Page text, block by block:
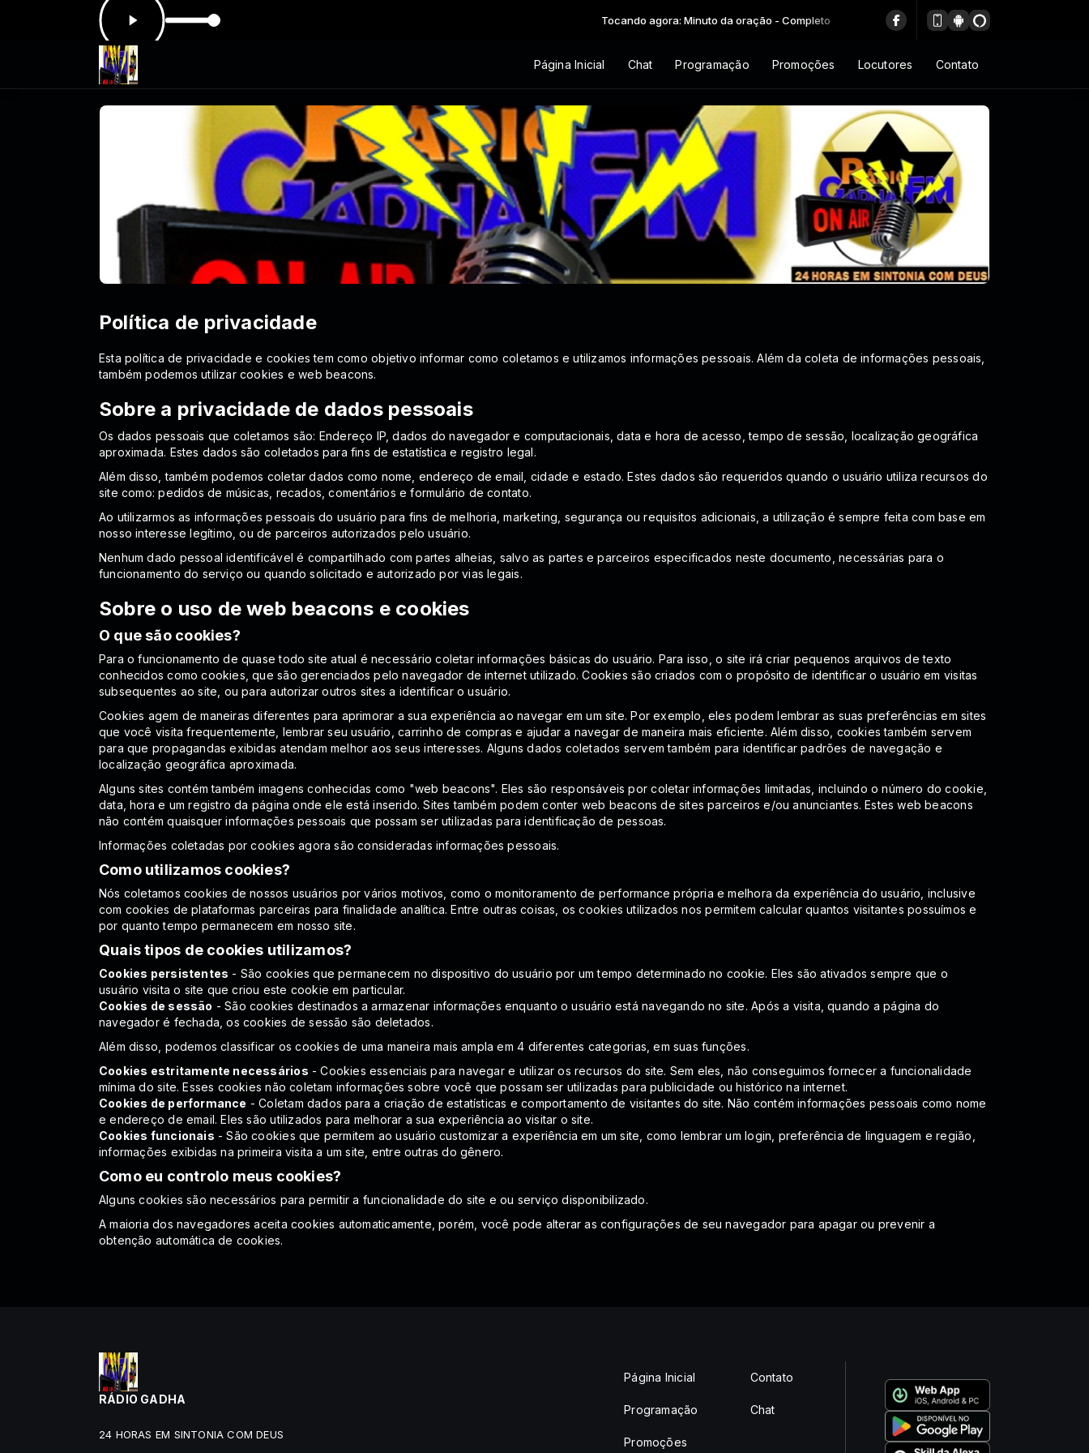
Minuto da oração - Completo Tocando agora: Minuto da oração - Completo
Página Inicial Chat Programação Promoções Locutores Contato
Política de privacidade
Esta política de privacidade e cookies tem como objetivo informar como coletamos e utilizamos informações pessoais. Além da coleta de informações pessoais,
também podemos utilizar cookies e web beacons.
Sobre a privacidade de dados pessoais
Os dados pessoais que coletamos são: Endereço IP, dados do navegador e computacionais, data e hora de acesso, tempo de sessão, localização geográfica
aproximada. Estes dados são coletados para fins de estatística e registro legal.
Além disso, também podemos coletar dados como nome, endereço de email, cidade e estado. Estes dados são requeridos quando o usuário utiliza recursos do
site como: pedidos de músicas, recados, comentários e formulário de contato.
Ao utilizarmos as informações pessoais do usuário para fins de melhoria, marketing, segurança ou requisitos adicionais, a utilização é sempre feita com base em
nosso interesse legítimo, ou de parceiros autorizados pelo usuário.
Nenhum dado pessoal identificável é compartilhado com partes alheias, salvo as partes e parceiros especificados neste documento, necessárias para o
funcionamento do serviço ou quando solicitado e autorizado por vias legais.
Sobre o uso de web beacons e cookies
O que são cookies?
Para o funcionamento de quase todo site atual é necessário coletar informações básicas do usuário. Para isso, o site irá criar pequenos arquivos de texto
conhecidos como cookies, que são gerenciados pelo navegador de internet utilizado. Cookies são criados com o propósito de identificar o usuário em visitas
subsequentes ao site, ou para autorizar outros sites a identificar o usuário.
Cookies agem de maneiras diferentes para aprimorar a sua experiência ao navegar em um site. Por exemplo, eles podem lembrar as suas preferências em sites
que você visita frequentemente, lembrar seu usuário, carrinho de compras e ajudar a navegar de maneira mais eficiente. Além disso, cookies também servem
para que propagandas exibidas atendam melhor aos seus interesses. Alguns dados coletados servem também para identificar padrões de navegação e
localização geográfica aproximada.
Alguns sites contém também imagens conhecidas como "web beacons". Eles são responsáveis por coletar informações limitadas, incluindo o número do cookie,
data, hora e um registro da página onde ele está inserido. Sites também podem conter web beacons de sites parceiros e/ou anunciantes. Estes web beacons
não contém quaisquer informações pessoais que possam ser utilizadas para identificação de pessoas.
Informações coletadas por cookies agora são consideradas informações pessoais.
Como utilizamos cookies?
Nós coletamos cookies de nossos usuários por vários motivos, como o monitoramento de performance própria e melhora da experiência do usuário, inclusive
com cookies de plataformas parceiras para finalidade analítica. Entre outras coisas, os cookies utilizados nos permitem calcular quantos visitantes possuímos e
por quanto tempo permanecem em nosso site.
Quais tipos de cookies utilizamos?
Cookies persistentes - São cookies que permanecem no dispositivo do usuário por um tempo determinado no cookie. Eles são ativados sempre que o
usuário visita o site que criou este cookie em particular.
Cookies de sessão - São cookies destinados a armazenar informações enquanto o usuário está navegando no site. Após a visita, quando a página do
navegador é fechada, os cookies de sessão são deletados.
Além disso, podemos classificar os cookies de uma maneira mais ampla em 4 diferentes categorias, em suas funções.
Cookies estritamente necessários - Cookies essenciais para navegar e utilizar os recursos do site. Sem eles, não conseguimos fornecer a funcionalidade
mínima do site. Esses cookies não coletam informações sobre você que possam ser utilizadas para publicidade ou histórico na internet.
Cookies de performance - Coletam dados para a criação de estatísticas e comportamento de visitantes do site. Não contém informações pessoais como nome
e endereço de email. Eles são utilizados para melhorar a sua experiência ao visitar o site.
Cookies funcionais - São cookies que permitem ao usuário customizar a experiência em um site, como lembrar um login, preferência de linguagem e região,
informações exibidas na primeira visita a um site, entre outras do gênero.
Como eu controlo meus cookies?
Alguns cookies são necessários para permitir a funcionalidade do site e ou serviço disponibilizado.
A maioria dos navegadores aceita cookies automaticamente, porém, você pode alterar as configurações de seu navegador para apagar ou prevenir a
obtenção automática de cookies.
RÁDIO GADHA
24 HORAS EM SINTONIA COM DEUS
Página Inicial
Programação
Promoções
Contato
Chat